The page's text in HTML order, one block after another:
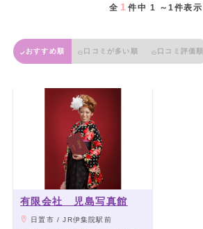
全 1 件中 1 ～1件表示
おすすめ順 口コミが多い順 口コミ評価順
有限会社 児島写真館
日置市 / JR伊集院駅前